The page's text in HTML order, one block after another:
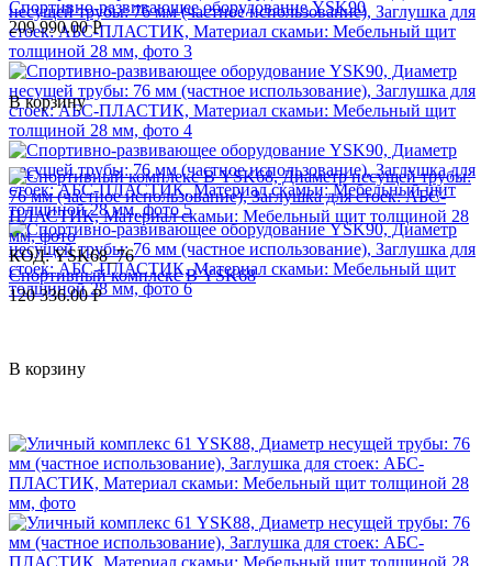
Спортивно-развивающее оборудование YSK90
209 990.00 Р
В корзину
КОД: YSK68_76
Спортивный комплекс В YSK68
120 336.00 Р
В корзину